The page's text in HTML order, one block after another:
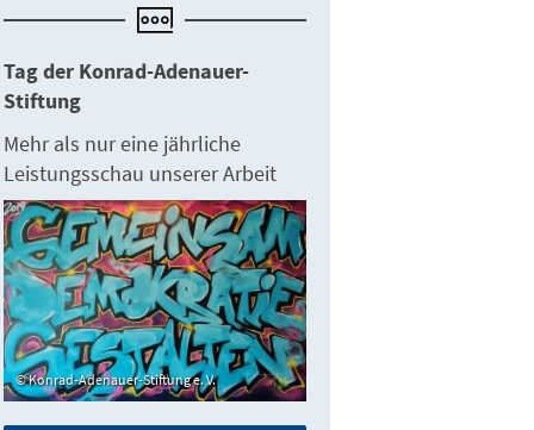
Tag der Konrad-Adenauer-
Stiftung
Mehr als nur eine jährliche
Leistungsschau unserer Arbeit
Konrad-Adenauer-Stiftung e. V.